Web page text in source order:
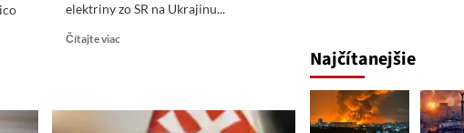
elektriny zo SR na Ukrajinu...
Čítajte viacRead
konečne
Najčítanejšie